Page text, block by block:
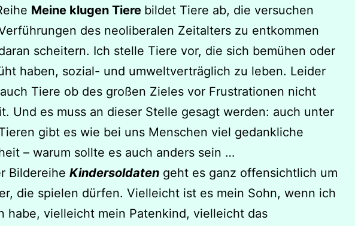
Meine klugen Tiere bildet Tiere ab, die versuchen
des neoliberalen Zeitalters zu entkommen
scheitern. Ich stelle Tiere vor, die sich bemühen oder
haben, sozial- und umweltverträglich zu leben. Leider
Tiere ob des großen Zieles vor Frustrationen nicht
Und es muss an dieser Stelle gesagt werden: auch unter
gibt es wie bei uns Menschen viel gedankliche
– warum sollte es auch anders sein …
Bildereihe Kindersoldaten geht es ganz offensichtlich um
die spielen dürfen. Vielleicht ist es mein Sohn, wenn ich
habe, vielleicht mein Patenkind, vielleicht das